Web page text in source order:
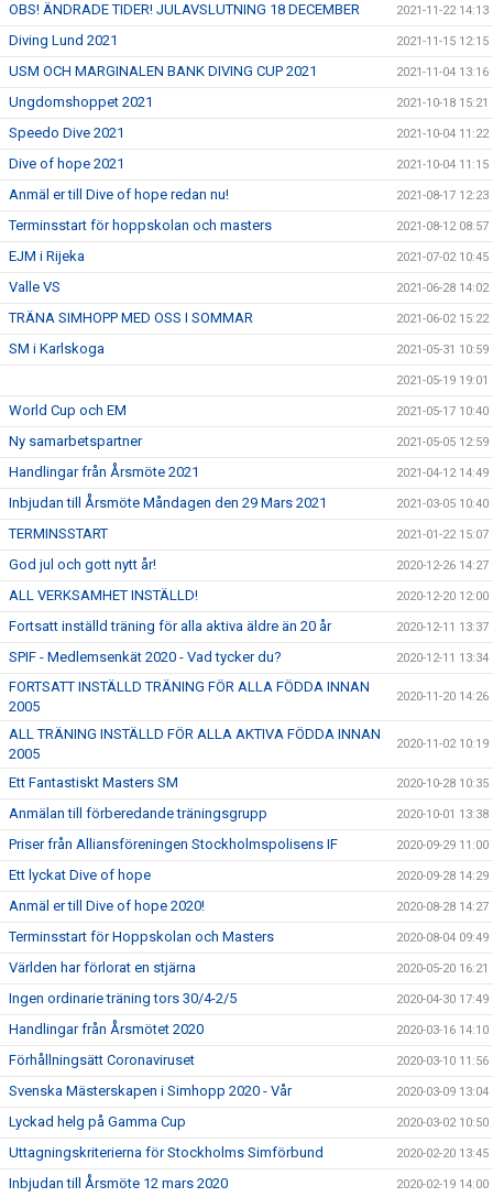
OBS! ÄNDRADE TIDER! JULAVSLUTNING 18 DECEMBER 2021-11-22 14:13
Diving Lund 2021 2021-11-15 12:15
USM OCH MARGINALEN BANK DIVING CUP 2021 2021-11-04 13:16
Ungdomshoppet 2021 2021-10-18 15:21
Speedo Dive 2021 2021-10-04 11:22
Dive of hope 2021 2021-10-04 11:15
Anmäl er till Dive of hope redan nu! 2021-08-17 12:23
Terminsstart för hoppskolan och masters 2021-08-12 08:57
EJM i Rijeka 2021-07-02 10:45
Valle VS 2021-06-28 14:02
TRÄNA SIMHOPP MED OSS I SOMMAR 2021-06-02 15:22
SM i Karlskoga 2021-05-31 10:59
2021-05-19 19:01
World Cup och EM 2021-05-17 10:40
Ny samarbetspartner 2021-05-05 12:59
Handlingar från Årsmöte 2021 2021-04-12 14:49
Inbjudan till Årsmöte Måndagen den 29 Mars 2021 2021-03-05 10:40
TERMINSSTART 2021-01-22 15:07
God jul och gott nytt år! 2020-12-26 14:27
ALL VERKSAMHET INSTÄLLD! 2020-12-20 12:00
Fortsatt inställd träning för alla aktiva äldre än 20 år 2020-12-11 13:37
SPIF - Medlemsenkät 2020 - Vad tycker du? 2020-12-11 13:34
FORTSATT INSTÄLLD TRÄNING FÖR ALLA FÖDDA INNAN
2005
2020-11-20 14:26
ALL TRÄNING INSTÄLLD FÖR ALLA AKTIVA FÖDDA INNAN
2005
2020-11-02 10:19
Ett Fantastiskt Masters SM 2020-10-28 10:35
Anmälan till förberedande träningsgrupp 2020-10-01 13:38
Priser från Alliansföreningen Stockholmspolisens IF 2020-09-29 11:00
Ett lyckat Dive of hope 2020-09-28 14:29
Anmäl er till Dive of hope 2020! 2020-08-28 14:27
Terminsstart för Hoppskolan och Masters 2020-08-04 09:49
Världen har förlorat en stjärna 2020-05-20 16:21
Ingen ordinarie träning tors 30/4-2/5 2020-04-30 17:49
Handlingar från Årsmötet 2020 2020-03-16 14:10
Förhållningsätt Coronaviruset 2020-03-10 11:56
Svenska Mästerskapen i Simhopp 2020 - Vår 2020-03-09 13:04
Lyckad helg på Gamma Cup 2020-03-02 10:50
Uttagningskriterierna för Stockholms Simförbund 2020-02-20 13:45
Inbjudan till Årsmöte 12 mars 2020 2020-02-19 14:00